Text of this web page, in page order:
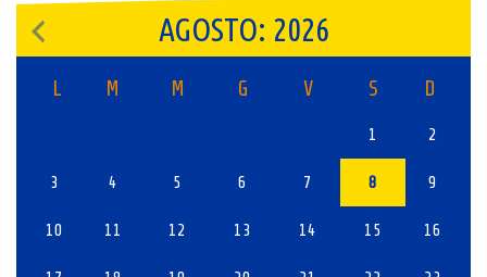
AGOSTO: 2026
L M M G V S D
1 2
3 4 5 6 7 8 9
10 11 12 13 14 15 16